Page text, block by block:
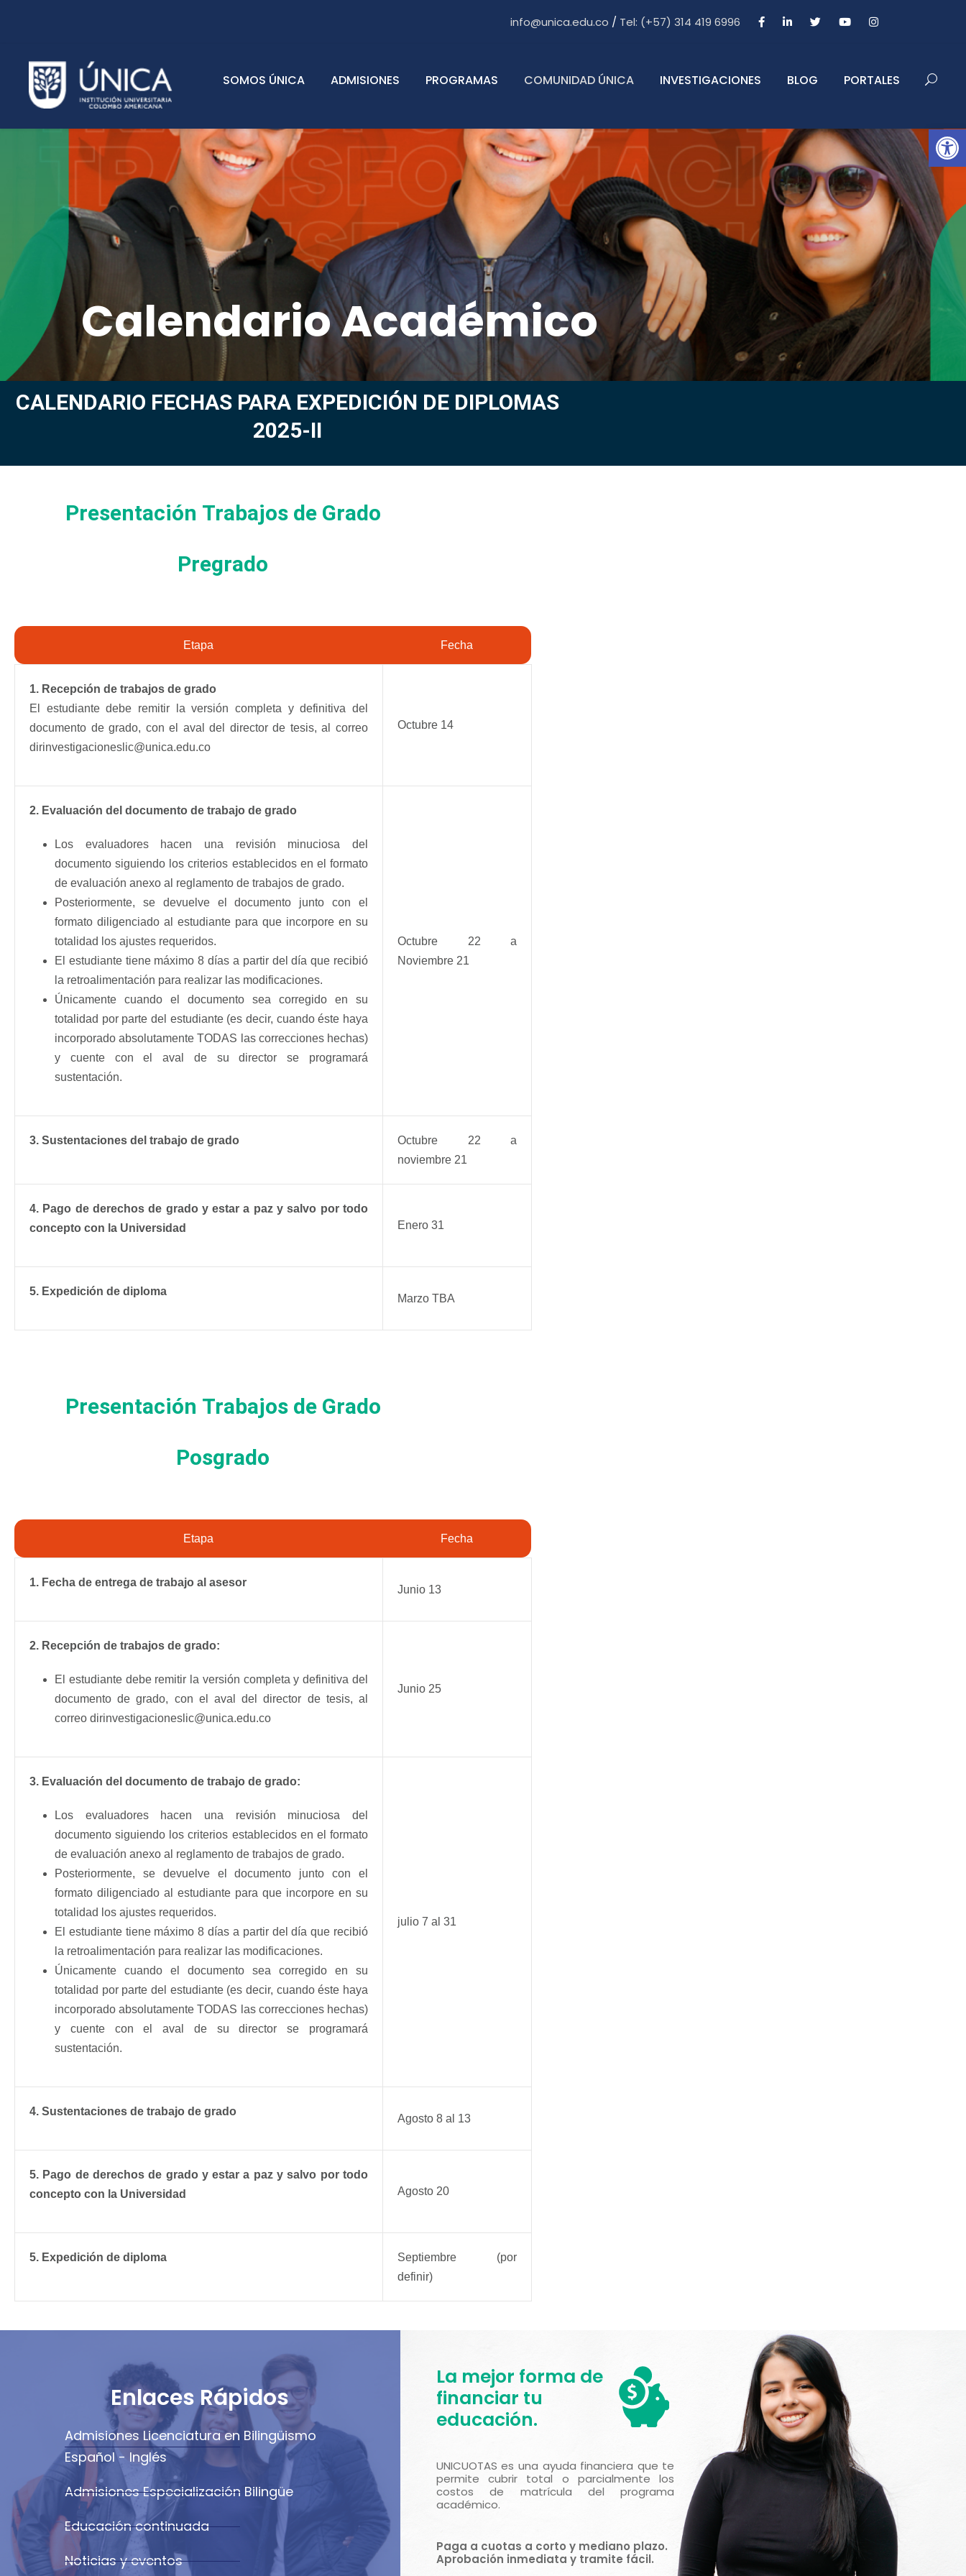
Abrir barra de herramientas
info@unica.edu.co / Tel: (+57) 314 419 6996
SOMOS ÚNICA ADMISIONES PROGRAMAS COMUNIDAD ÚNICA INVESTIGACIONES BLOG PORTALES
Calendario Académico
CALENDARIO FECHAS PARA EXPEDICIÓN DE DIPLOMAS
2025-II
Presentación Trabajos de Grado
Pregrado
Etapa Fecha
1. Recepción de trabajos de grado
El estudiante debe remitir la versión completa y definitiva del
documento de grado, con el aval del director de tesis, al correo
dirinvestigacioneslic@unica.edu.co
Octubre 14
2. Evaluación del documento de trabajo de grado
Los evaluadores hacen una revisión minuciosa del
documento siguiendo los criterios establecidos en el formato
de evaluación anexo al reglamento de trabajos de grado.
Posteriormente, se devuelve el documento junto con el
formato diligenciado al estudiante para que incorpore en su
totalidad los ajustes requeridos.
El estudiante tiene máximo 8 días a partir del día que recibió
la retroalimentación para realizar las modificaciones.
Únicamente cuando el documento sea corregido en su
totalidad por parte del estudiante (es decir, cuando éste haya
incorporado absolutamente TODAS las correcciones hechas)
y cuente con el aval de su director se programará
sustentación.
Octubre 22 a
Noviembre 21
3. Sustentaciones del trabajo de grado
Octubre 22 a
noviembre 21
4. Pago de derechos de grado y estar a paz y salvo por todo
concepto con la Universidad
Enero 31
5. Expedición de diploma
Marzo TBA
Presentación Trabajos de Grado
Posgrado
Etapa Fecha
1. Fecha de entrega de trabajo al asesor
Junio 13
2. Recepción de trabajos de grado:
El estudiante debe remitir la versión completa y definitiva del
documento de grado, con el aval del director de tesis, al
correo dirinvestigacioneslic@unica.edu.co
Junio 25
3. Evaluación del documento de trabajo de grado:
Los evaluadores hacen una revisión minuciosa del
documento siguiendo los criterios establecidos en el formato
de evaluación anexo al reglamento de trabajos de grado.
Posteriormente, se devuelve el documento junto con el
formato diligenciado al estudiante para que incorpore en su
totalidad los ajustes requeridos.
El estudiante tiene máximo 8 días a partir del día que recibió
la retroalimentación para realizar las modificaciones.
Únicamente cuando el documento sea corregido en su
totalidad por parte del estudiante (es decir, cuando éste haya
incorporado absolutamente TODAS las correcciones hechas)
y cuente con el aval de su director se programará
sustentación.
julio 7 al 31
4. Sustentaciones de trabajo de grado
Agosto 8 al 13
5. Pago de derechos de grado y estar a paz y salvo por todo
concepto con la Universidad
Agosto 20
5. Expedición de diploma
Septiembre (por
definir)
Enlaces Rápidos
Admisiones Licenciatura en Bilingüismo
Español - Inglés
Admisiones Especialización Bilingüe
Educación continuada
Noticias y eventos
La mejor forma de
financiar tu
educación.
UNICUOTAS es una ayuda financiera que te
permite cubrir total o parcialmente los
costos de matrícula del programa
académico.
Paga a cuotas a corto y mediano plazo.
Aprobación inmediata y tramite fácil.